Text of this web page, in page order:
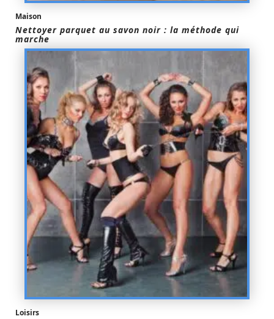
Maison
Nettoyer parquet au savon noir : la méthode qui
marche
Loisirs